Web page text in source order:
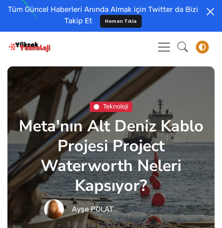
Tüm Güncel Haberleri Anında Almak için Twitter da Bizi
Takip Et
Hemen Tıkla
Teknoloji
Meta'nın Alt Deniz Kablo
Projesi Project
Waterworth Neleri
Kapsıyor?
Ayşe POLAT
19 Şubat 2025
3 Dakika Dakika Okuma Süresi